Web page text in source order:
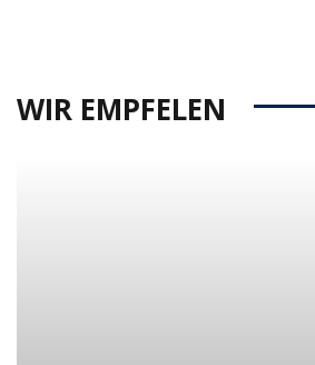
WIR EMPFELEN